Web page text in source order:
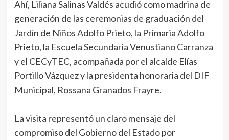
Ahí, Liliana Salinas Valdés acudió como madrina de
generación de las ceremonias de graduación del
Jardín de Niños Adolfo Prieto, la Primaria Adolfo
Prieto, la Escuela Secundaria Venustiano Carranza
y el CECyTEC, acompañada por el alcalde Elías
Portillo Vázquez y la presidenta honoraria del DIF
Municipal, Rossana Granados Frayre.
La visita representó un claro mensaje del
compromiso del Gobierno del Estado por